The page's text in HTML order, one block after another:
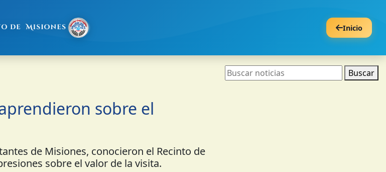
Inicio
sobre el
de Misiones, conocieron el Recinto de
sobre el valor de la visita.
Buscar